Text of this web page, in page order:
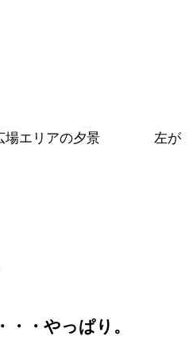
広場エリアの夕景 左が
ぱり。